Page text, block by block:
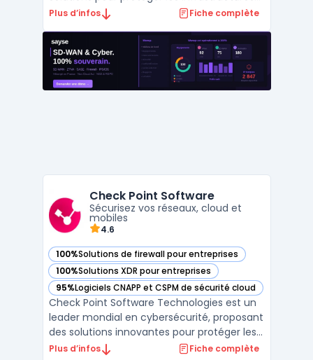
numériques des entreprises. Avec son
répond aux besoins en sécurité réseau,
cloud, et des terminaux, tout en assurant la
conformité et la perfo ...
Plus d’infos Fiche complète
Check Point Software
Sécurisez vos réseaux, cloud et
mobiles
4.6
100%Solutions de firewall pour entreprises
— voir Check Point Software dans cette catégorie
100%Solutions XDR pour entreprises
— voir Check Point Software dans cette catégorie
95%Logiciels CNAPP et CSPM de sécurité cloud
— voir Check Point Software dans cette catégorie
Check Point Software Technologies est un
leader mondial en cybersécurité, proposant
des solutions innovantes pour protéger les
entreprises contre les cybermenaces de
Plus d’infos Fiche complète